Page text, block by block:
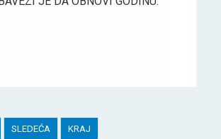
SLEDEĆA KRAJ